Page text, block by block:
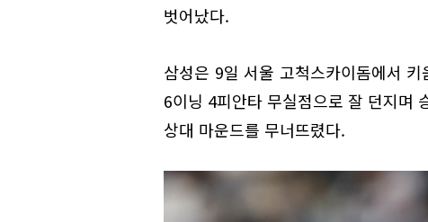
벗어났다.
삼성은 9일 서울 고척스카이돔에서
6이닝 4피안타 무실점으로 잘 던지며
상대 마운드를 무너뜨렸다.